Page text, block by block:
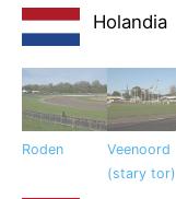
Holandia
Roden
Veenoord
(stary tor)